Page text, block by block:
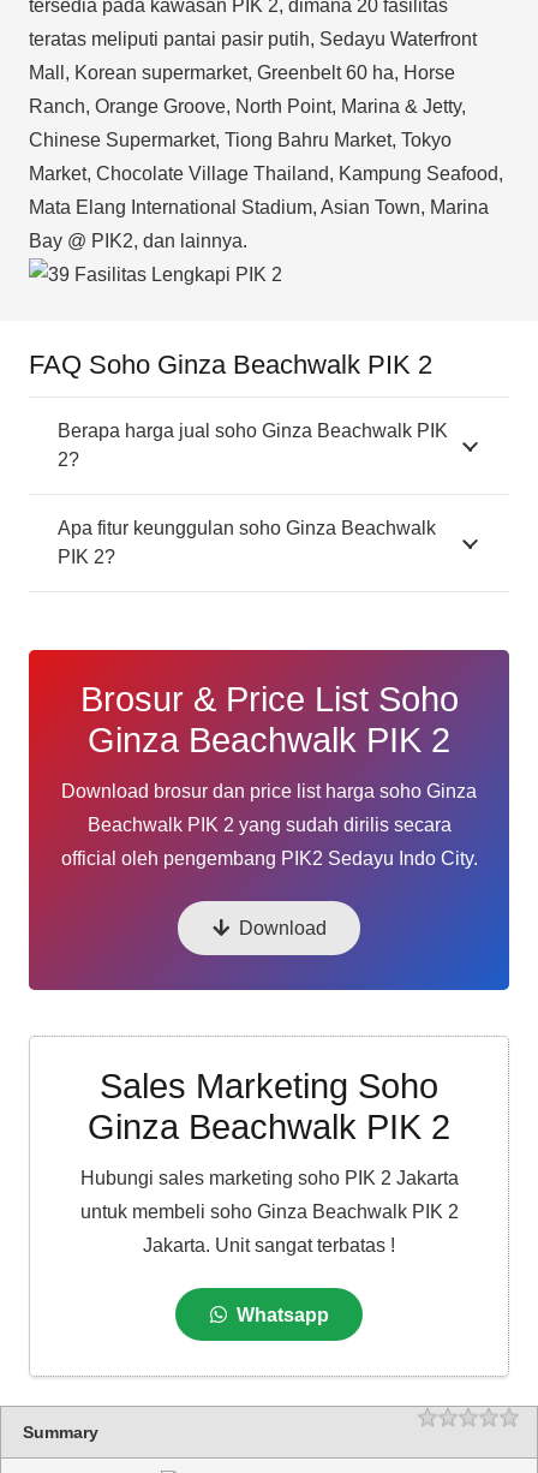
tersedia pada kawasan PIK 2, dimana 20 fasilitas
teratas meliputi pantai pasir putih, Sedayu Waterfront
Mall, Korean supermarket, Greenbelt 60 ha, Horse
Ranch, Orange Groove, North Point, Marina & Jetty,
Chinese Supermarket, Tiong Bahru Market, Tokyo
Market, Chocolate Village Thailand, Kampung Seafood,
Mata Elang International Stadium, Asian Town, Marina
Bay @ PIK2, dan lainnya.
FAQ Soho Ginza Beachwalk PIK 2
Berapa harga jual soho Ginza Beachwalk PIK
2?
Apa fitur keunggulan soho Ginza Beachwalk
PIK 2?
Brosur & Price List Soho
Ginza Beachwalk PIK 2
Download brosur dan price list harga soho Ginza
Beachwalk PIK 2 yang sudah dirilis secara
official oleh pengembang PIK2 Sedayu Indo City.
Download
Sales Marketing Soho
Ginza Beachwalk PIK 2
Hubungi sales marketing soho PIK 2 Jakarta
untuk membeli soho Ginza Beachwalk PIK 2
Jakarta. Unit sangat terbatas !
Whatsapp
Summary Rating